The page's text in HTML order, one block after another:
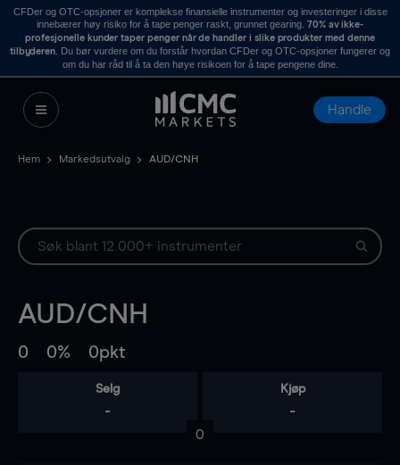
CFDer og OTC-opsjoner er komplekse finansielle instrumenter og investeringer i disse
innebærer høy risiko for å tape penger raskt, grunnet gearing. 70% av ikke-
profesjonelle kunder taper penger når de handler i slike produkter med denne
tilbyderen . Du bør vurdere om du forstår hvordan CFDer og OTC-opsjoner fungerer og
om du har råd til å ta den høye risikoen for å tape pengene dine.
Handle
Hem Markedsutvalg AUD/CNH
AUD/CNH
0 0% 0pkt
Selg
-
Kjøp
-
0